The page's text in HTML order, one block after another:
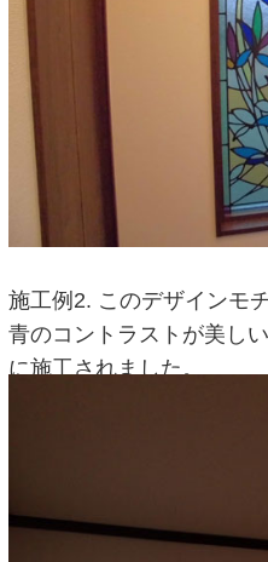
施工例2. このデザインモ
青のコントラストが美し
に施工されました。